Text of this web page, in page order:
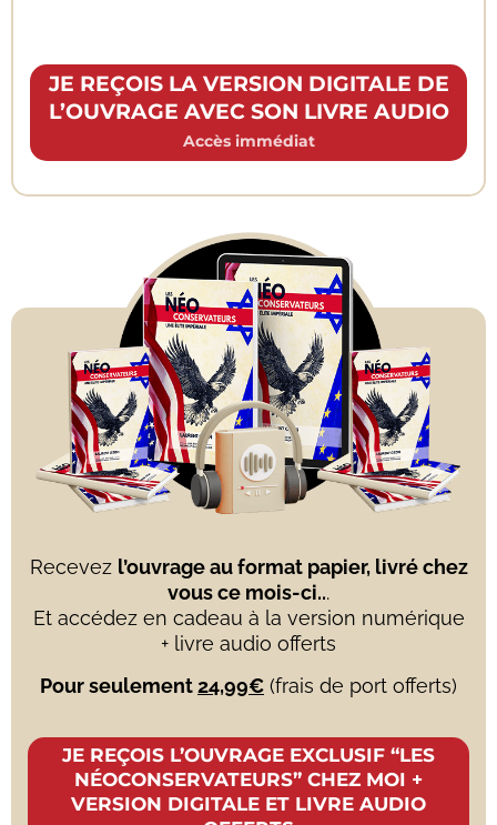
JE REÇOIS LA VERSION DIGITALE DE
L’OUVRAGE AVEC SON LIVRE AUDIO
Accès immédiat
Recevez l’ouvrage au format papier, livré chez
vous ce mois-ci...
Et accédez en cadeau à la version numérique
+ livre audio offerts
Pour seulement24,99€ (frais de port offerts)
JE REÇOIS L’OUVRAGE EXCLUSIF “LES
NÉOCONSERVATEURS” CHEZ MOI +
VERSION DIGITALE ET LIVRE AUDIO